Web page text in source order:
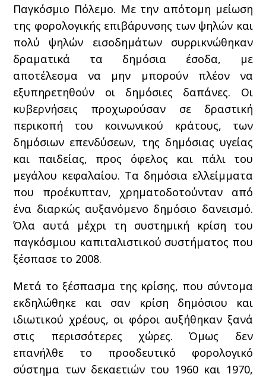
Παγκόσμιο Πόλεμο. Με την απότομη μείωση
της φορολογικής επιβάρυνσης των ψηλών και
πολύ ψηλών εισοδημάτων συρρικνώθηκαν
δραματικά τα δημόσια έσοδα, με
αποτέλεσμα να μην μπορούν πλέον να
εξυπηρετηθούν οι δημόσιες δαπάνες. Οι
κυβερνήσεις προχωρούσαν σε δραστική
περικοπή του κοινωνικού κράτους, των
δημόσιων επενδύσεων, της δημόσιας υγείας
και παιδείας, προς όφελος και πάλι του
μεγάλου κεφαλαίου. Τα δημόσια ελλείμματα
που προέκυπταν, χρηματοδοτούνταν από
ένα διαρκώς αυξανόμενο δημόσιο δανεισμό.
Όλα αυτά μέχρι τη συστημική κρίση του
παγκόσμιου καπιταλιστικού συστήματος που
ξέσπασε το 2008.
Μετά το ξέσπασμα της κρίσης, που σύντομα
εκδηλώθηκε και σαν κρίση δημόσιου και
ιδιωτικού χρέους, οι φόροι αυξήθηκαν ξανά
στις περισσότερες χώρες. Όμως δεν
επανήλθε το προοδευτικό φορολογικό
σύστημα των δεκαετιών του 1960 και 1970,